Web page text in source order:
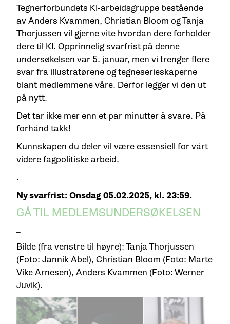
Tegnerforbundets KI-arbeidsgruppe bestående
av Anders Kvammen, Christian Bloom og Tanja
Thorjussen vil gjerne vite hvordan dere forholder
dere til KI. Opprinnelig svarfrist på denne
undersøkelsen var 5. januar, men vi trenger flere
svar fra illustratørene og tegneserieskaperne
blant medlemmene våre. Derfor legger vi den ut
på nytt.
Det tar ikke mer enn et par minutter å svare. På
forhånd takk!
Kunnskapen du deler vil være essensiell for vårt
videre fagpolitiske arbeid.
.
Ny svarfrist: Onsdag 05.02.2025, kl. 23:59.
GÅ TIL MEDLEMSUNDERSØKELSEN
Bilde (fra venstre til høyre): Tanja Thorjussen
(Foto: Jannik Abel), Christian Bloom (Foto: Marte
Vike Arnesen), Anders Kvammen (Foto: Werner
Juvik).